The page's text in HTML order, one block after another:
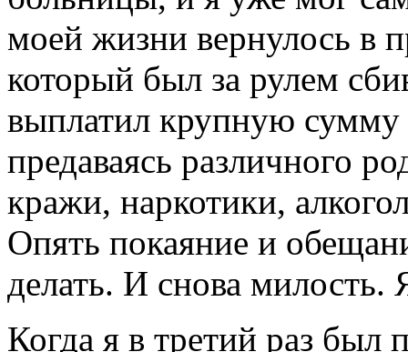
моей жизни вернулось в
который был за рулем
выплатил крупную
предаваясь различного
кражи, наркотики,
Опять покаяние и
делать. И снова милость.
Когда я в третий раз был